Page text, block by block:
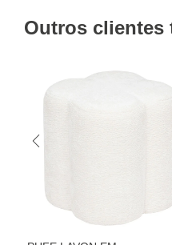
Outros clientes